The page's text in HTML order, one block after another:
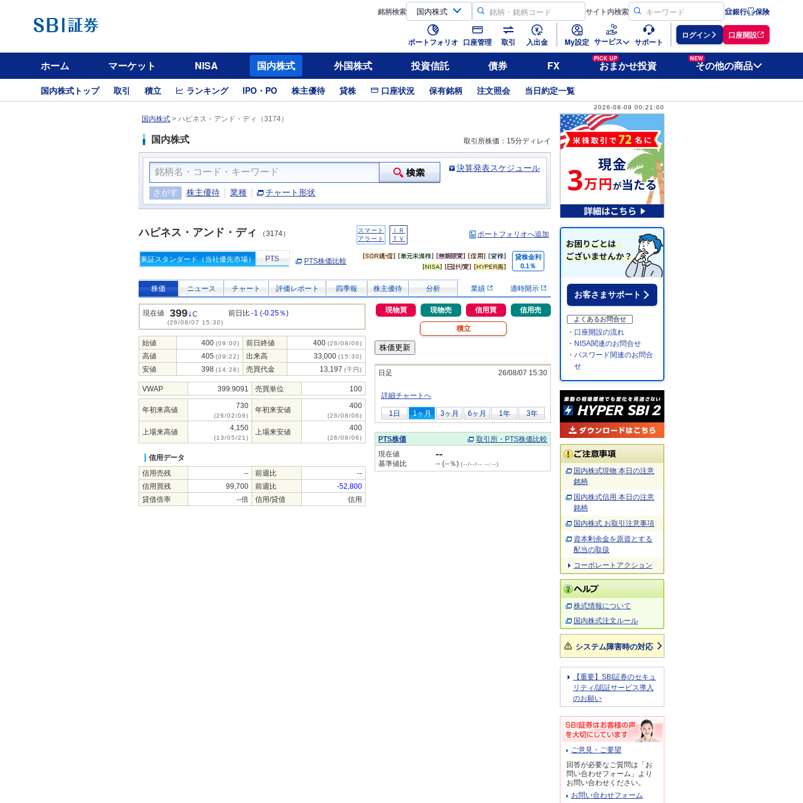
銘柄検索 サイト内検索 銀行 保険
ポートフォリオ 口座管理 取引 入出金 My設定 サービス サポート
ログイン 口座開設
ホーム マーケット NISA 国内株式 外国株式 投資信託 債券 FX
PICK UP
おまかせ投資
NEW
その他の商品
国内株式トップ 取引 積立 ランキング IPO・PO 株主優待 貸株 口座状況 保有銘柄 注文照会 当日約定一覧
2026-08-09 00:21:00
国内株式 > ハピネス・アンド・ディ（3174）
国内株式 取引所株価：15分ディレイ
決算発表スケジュール
さがす 株主優待 業種 チャート形状
ハピネス・アンド・ディ （3174）
スマート
アラート
ＩＲ
ＴＶ
ポートフォリオへ追加
東証スタンダード（当社優先市場） PTS PTS株価比較
貸株金利
0.1％
株価 ニュース チャート 評価レポート 四季報 株主優待 分析 業績 適時開示
現在値 399↓C
(26/08/07 15:30)
前日比 -1 (-0.25％)
始値 400 (09:00) 前日終値 400 (26/08/06)
高値 405 (09:22) 出来高 33,000 (15:30)
安値 398 (14:28) 売買代金 13,197 (千円)
VWAP 399.9091 売買単位 100
年初来高値 730
(26/02/06)
年初来安値 400
(26/08/06)
上場来高値 4,150
(13/05/21)
上場来安値 400
(26/08/06)
信用データ
信用売残
-- 前週比
--
信用買残
99,700 前週比
-52,800
貸借倍率
--倍 信用/貸借 信用
現物買 現物売 信用買 信用売
積立
日足 26/08/07 15:30
詳細チャートへ
1日 1ヶ月 3ヶ月 6ヶ月 1年 3年
PTS株価
取引所・PTS株価比較
現在値
--
基準値比 -- (--％) (--/--/-- --:--)
お客さまサポート
よくあるお問合せ
・口座開設の流れ
・NISA関連のお問合せ
・パスワード関連のお問合
せ
国内株式現物 本日の注意
銘柄
国内株式信用 本日の注意
銘柄
国内株式 お取引注意事項
資本剰余金を原資とする
配当の取扱
コーポレートアクション
株式情報について
国内株式注文ルール
システム障害時の対応
【重要】SBI証券のセキュ
リティ/認証サービス導入
のお願い
ご意見・ご要望
回答が必要なご質問は「お
問い合わせフォーム」より
お問い合わせください。
お問い合わせフォーム